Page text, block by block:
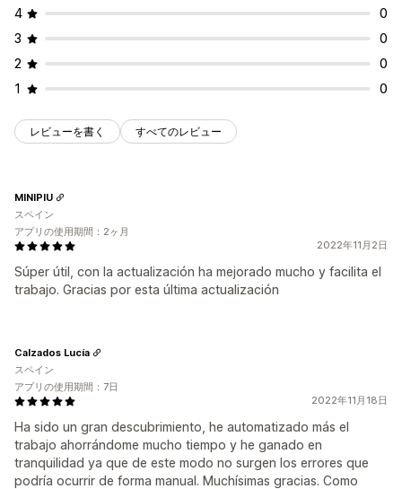
4
0
3
0
2
0
1
0
レビューを書く すべてのレビュー
2022年11月2日
Súper útil, con la actualización ha mejorado mucho y facilita el
trabajo. Gracias por esta última actualización
MINIPIU
スペイン
アプリの使用期間：2ヶ月
2022年11月18日
Ha sido un gran descubrimiento, he automatizado más el
trabajo ahorrándome mucho tiempo y he ganado en
tranquilidad ya que de este modo no surgen los errores que
podría ocurrir de forma manual. Muchísimas gracias. Como
Calzados Lucía
スペイン
アプリの使用期間：7日